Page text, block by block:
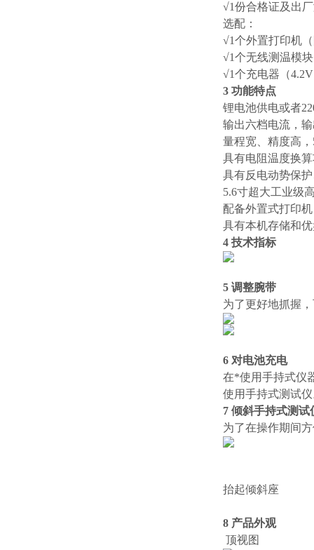
√1份合格证及出
选配：
√1个外置打印机
√1个无线测温模
√1个充电器（
3 功能特点
锂电池供电或者
输出六档电流，
量程宽、精度高
具有电阻温度换
具有反电动势保
5.6寸超大工业级
配备外置式打印
具有本机存储和
4 技术指标
5 调整腕带
为了更好地抓握
6 对电池充电
在*使用手持式仪
使用手持式测试
7 倾斜手持式测试
为了在操作期间
抬起倾斜座
8 产品外观
顶视图